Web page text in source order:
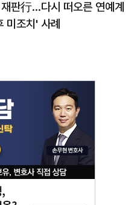
판行…다시 떠오른 연예계
미조치' 사례